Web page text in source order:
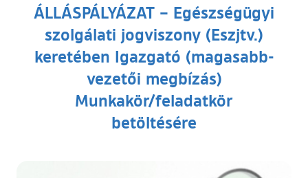
ÁLLÁSPÁLYÁZAT – Egészségügyi
szolgálati jogviszony (Eszjtv.)
keretében Igazgató (magasabb-
vezetői megbízás)
Munkakör/feladatkör
betöltésére